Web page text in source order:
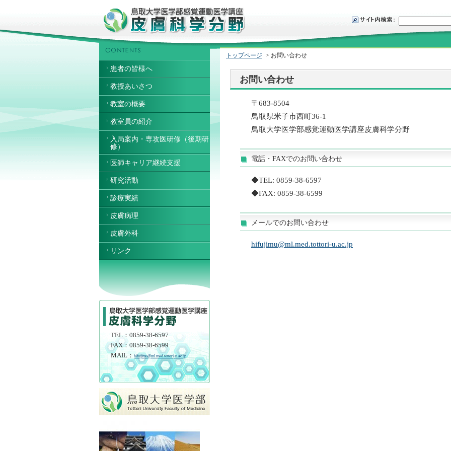
患者の皆様へ
教授あいさつ
教室の概要
教室員の紹介
入局案内・専攻医研修（後期研
修）
医師キャリア継続支援
研究活動
診療実績
皮膚病理
皮膚外科
リンク
TEL：0859-38-6597
FAX：0859-38-6599
MAIL：hifujimu@ml.med.tottori-u.ac.jp
トップページ > お問い合わせ
お問い合わせ
〒683-8504
鳥取県米子市西町36-1
鳥取大学医学部感覚運動医学講座皮膚科学分野
電話・FAXでのお問い合わせ
◆TEL: 0859-38-6597
◆FAX: 0859-38-6599
メールでのお問い合わせ
hifujimu@ml.med.tottori-u.ac.jp